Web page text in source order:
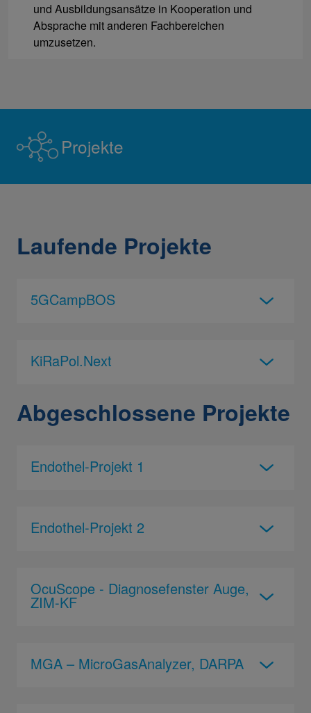
und Ausbildungsansätze in Kooperation und
Absprache mit anderen Fachbereichen
umzusetzen.
Projekte
Laufende Projekte
5GCampBOS
KiRaPol.Next
Abgeschlossene Projekte
Endothel-Projekt 1
Endothel-Projekt 2
OcuScope - Diagnosefenster Auge,
ZIM-KF
MGA – MicroGasAnalyzer, DARPA